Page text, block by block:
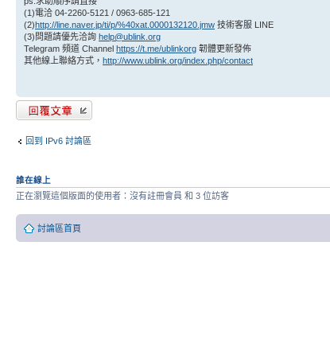
(1)電洽 04-2260-5121 / 0963-685-121
(2)http://line.naver.jp/ti/p/%40xat.0000132120.jmw 技術客服 LINE
(3)問題請優先洽詢 help@ublink.org
Telegram 頻道 Channel https://t.me/ublinkorg 韌體更新發佈
其他線上聯絡方式， http://www.ublink.org/index.php/contact
發表回覆
回到 IPv6 討論區
誰在線上
正在瀏覽這個版面的使用者：沒有註冊會員 和 3 位訪客
討論區首頁